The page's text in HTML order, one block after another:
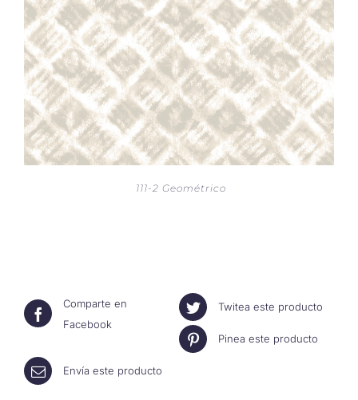
111-2 Geométrico
Comparte en
Facebook
Twitea este producto
Pinea este producto
Envía este producto